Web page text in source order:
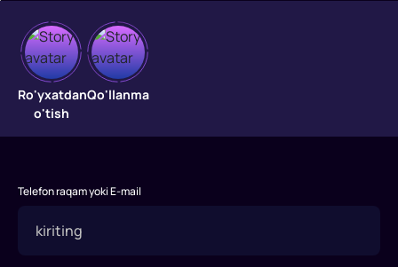
Charli
josuslari
"Charli
josuslari"
2019-
tasvirga
Ro'yxatdan
o'tish
Qo'llanma
Telefon raqam yoki E-mail